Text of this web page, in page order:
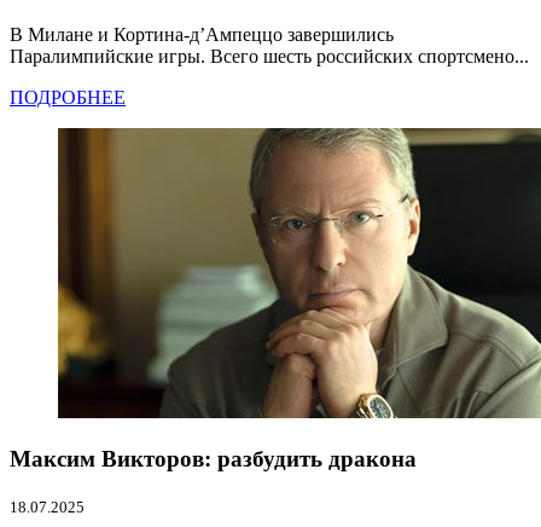
В Милане и Кортина-д’Ампеццо завершились
Паралимпийские игры. Всего шесть российских спортсмено...
ПОДРОБНЕЕ
Максим Викторов: разбудить дракона
18.07.2025